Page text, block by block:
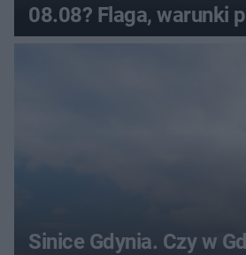
08.08? Flaga, warunki
Sinice Gdynia. Czy w